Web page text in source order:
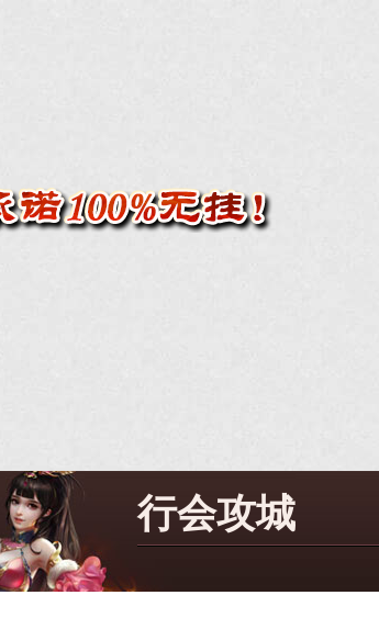
行会攻城